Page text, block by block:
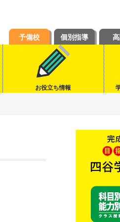
予備校 個別指導
お役立ち情報